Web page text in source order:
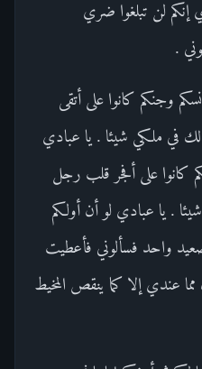
إنكم لن تبلغوا ضري
.
وجنكم كانوا على أتقى
في ملكي شيئا . يا عبادي
كانوا على أفجر قلب رجل
. يا عبادي لو أن أولكم
صعيد واحد فسألوني فأعطيت
عندي إلا كما ينقص المخيط